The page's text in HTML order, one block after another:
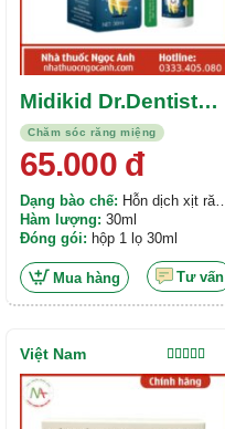
Chăm sóc răng miệng
Midikid Dr.Dentist
Bibona Star
Samukid Nano
65.000đ
Dạng bào chế: Hỗn dịch xịt răng
miệng
Hàm lượng: 30ml
Đóng gói: hộp 1 lọ 30ml
Mua hàng Tư vấn
Được xếp
hạng4.00
Việt Nam